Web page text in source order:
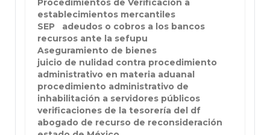
Procedimientos de Verificación a
establecimientos mercantiles
SEP
adeudos o cobros a los bancos
recursos ante la sefupu
Aseguramiento de bienes
juicio de nulidad contra procedimiento
administrativo en materia aduanal
procedimiento administrativo de
inhabilitación a servidores públicos
verificaciones de la tesorería del df
abogado de recurso de reconsideración